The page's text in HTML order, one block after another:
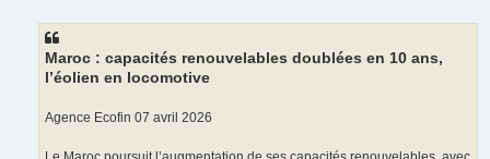
Maroc : capacités renouvelables doublées en 10 ans,
l’éolien en locomotive
Agence Ecofin 07 avril 2026